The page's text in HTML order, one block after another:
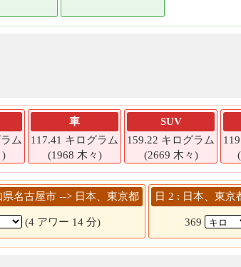
ム
)
車
117.41 キログラム
(1968 木々)
SUV
159.22 キログラム
(2669 木々)
県名古屋市 --> 日本、東京都
(4 アワー 14 分)
日 2 : 日本、東京
369